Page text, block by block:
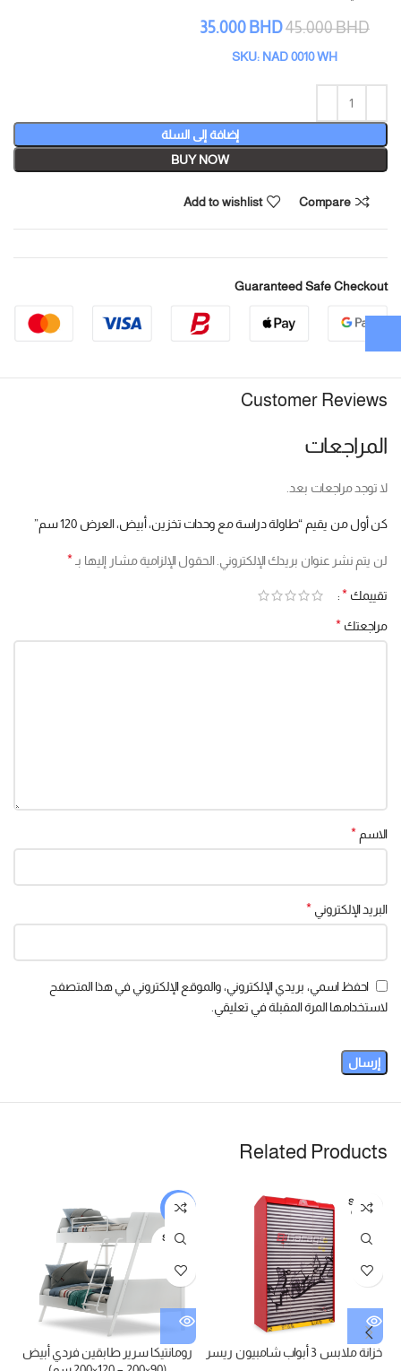
45.000BHD
35.000 BHD
SKU: NAD 0010 WH
إضافة إلى السلة
BUY NOW
Compare
Add to wishlist
Guaranteed Safe Checkout
Customer Reviews
المراجعات
لا توجد مراجعات بعد.
كن أول من يقيم “طاولة دراسة مع وحدات تخزين، أبيض، العرض 120 سم”
لن يتم نشر عنوان بريدك الإلكتروني. الحقول الإلزامية مشار إليها بـ *
تقييمك *
مراجعتك *
الاسم *
البريد الإلكتروني *
احفظ اسمي، بريدي الإلكتروني، والموقع الإلكتروني في هذا المتصفح
لاستخدامها المرة المقبلة في تعليقي.
Related Products
SOLD
OUT
خزانة ملابس 3 أبواب شامبيون ريسر
-5%
SOLD
رومانتيكا سرير طابقين فردي أبيض